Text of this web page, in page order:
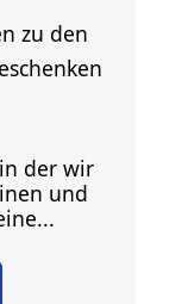
zu den
der wir
und